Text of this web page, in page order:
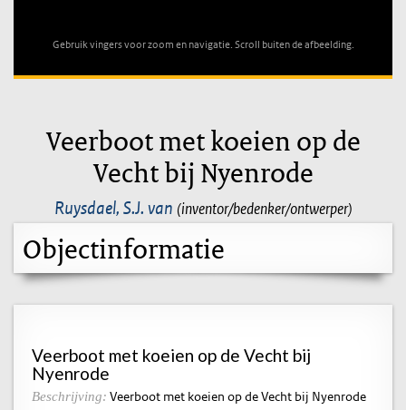
Gebruik vingers voor zoom en navigatie. Scroll buiten de afbeelding.
Veerboot met koeien op de
Vecht bij Nyenrode
Ruysdael, S.J. van (inventor/bedenker/ontwerper)
Objectinformatie
Veerboot met koeien op de Vecht bij
Nyenrode
Beschrijving: Veerboot met koeien op de Vecht bij Nyenrode